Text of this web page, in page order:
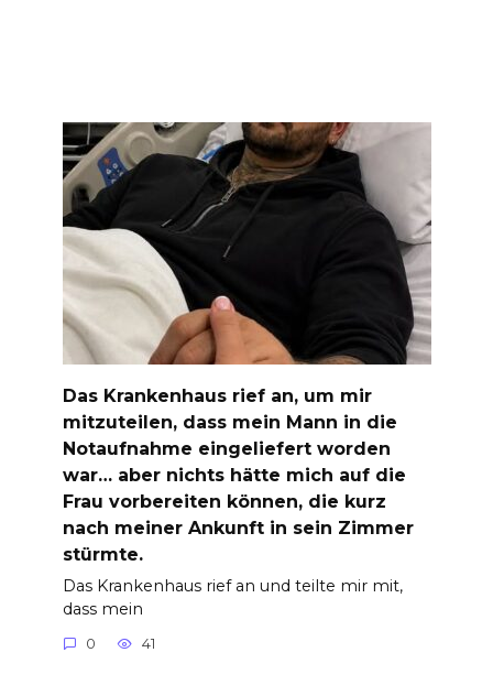
Das Krankenhaus rief an, um mir
mitzuteilen, dass mein Mann in die
Notaufnahme eingeliefert worden
war… aber nichts hätte mich auf die
Frau vorbereiten können, die kurz
nach meiner Ankunft in sein Zimmer
stürmte.
Das Krankenhaus rief an und teilte mir mit,
dass mein
0 41